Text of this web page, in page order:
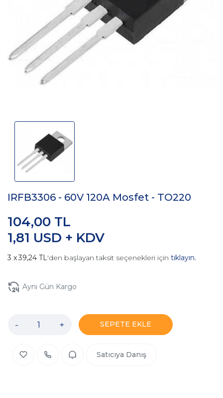
IRFB3306 - 60V 120A Mosfet - TO220
1,81 USD + KDV
104,00 TL
39,24 TL'den başlayan taksit seçenekleri için tıklayın.
Aynı Gün Kargo
- + SEPETE EKLE
Satıcıya Danış